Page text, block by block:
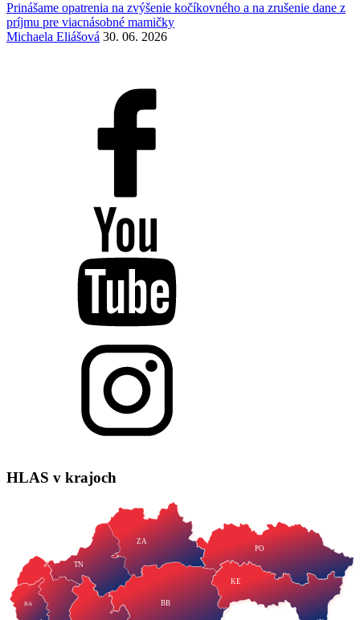
Prinášame opatrenia na zvýšenie kočíkovného a na zrušenie dane z
príjmu pre viacnásobné mamičky
Michaela Eliášová 30. 06. 2026
HLAS v krajoch
TN
ZA
BB
PO
KE
BA